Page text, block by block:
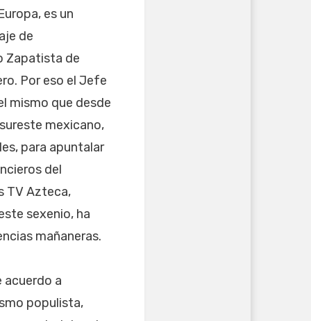
es un
de
Zapatista de
Por eso el Jefe
mismo que desde
mexicano,
para apuntalar
del
TV Azteca,
sexenio, ha
mañaneras.
acuerdo a
populista,